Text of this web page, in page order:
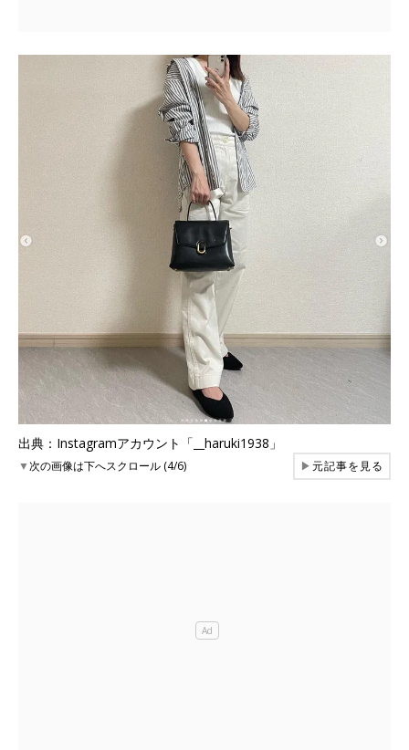
出典：Instagramアカウント「__haruki1938」
▼次の画像は下へスクロール (4/6) ▶元記事を見る